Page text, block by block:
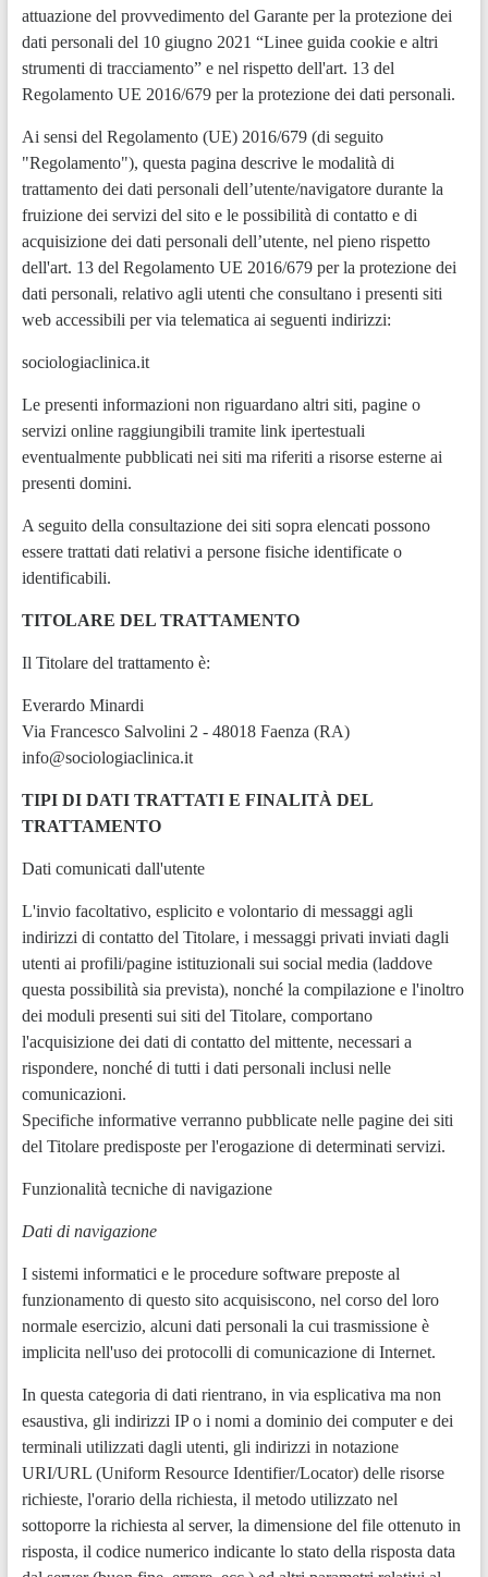
attuazione del provvedimento del Garante per la protezione dei
dati personali del 10 giugno 2021 “Linee guida cookie e altri
strumenti di tracciamento” e nel rispetto dell'art. 13 del
Regolamento UE 2016/679 per la protezione dei dati personali.
Ai sensi del Regolamento (UE) 2016/679 (di seguito
"Regolamento"), questa pagina descrive le modalità di
trattamento dei dati personali dell’utente/navigatore durante la
fruizione dei servizi del sito e le possibilità di contatto e di
acquisizione dei dati personali dell’utente, nel pieno rispetto
dell'art. 13 del Regolamento UE 2016/679 per la protezione dei
dati personali, relativo agli utenti che consultano i presenti siti
web accessibili per via telematica ai seguenti indirizzi:
sociologiaclinica.it
Le presenti informazioni non riguardano altri siti, pagine o
servizi online raggiungibili tramite link ipertestuali
eventualmente pubblicati nei siti ma riferiti a risorse esterne ai
presenti domini.
A seguito della consultazione dei siti sopra elencati possono
essere trattati dati relativi a persone fisiche identificate o
identificabili.
TITOLARE DEL TRATTAMENTO
Il Titolare del trattamento è:
Everardo Minardi
Via Francesco Salvolini 2 - 48018 Faenza (RA)
info@sociologiaclinica.it
TIPI DI DATI TRATTATI E FINALITÀ DEL
TRATTAMENTO
Dati comunicati dall'utente
L'invio facoltativo, esplicito e volontario di messaggi agli
indirizzi di contatto del Titolare, i messaggi privati inviati dagli
utenti ai profili/pagine istituzionali sui social media (laddove
questa possibilità sia prevista), nonché la compilazione e l'inoltro
dei moduli presenti sui siti del Titolare, comportano
l'acquisizione dei dati di contatto del mittente, necessari a
rispondere, nonché di tutti i dati personali inclusi nelle
comunicazioni.
Specifiche informative verranno pubblicate nelle pagine dei siti
del Titolare predisposte per l'erogazione di determinati servizi.
Funzionalità tecniche di navigazione
Dati di navigazione
I sistemi informatici e le procedure software preposte al
funzionamento di questo sito acquisiscono, nel corso del loro
normale esercizio, alcuni dati personali la cui trasmissione è
implicita nell'uso dei protocolli di comunicazione di Internet.
In questa categoria di dati rientrano, in via esplicativa ma non
esaustiva, gli indirizzi IP o i nomi a dominio dei computer e dei
terminali utilizzati dagli utenti, gli indirizzi in notazione
URI/URL (Uniform Resource Identifier/Locator) delle risorse
richieste, l'orario della richiesta, il metodo utilizzato nel
sottoporre la richiesta al server, la dimensione del file ottenuto in
risposta, il codice numerico indicante lo stato della risposta data